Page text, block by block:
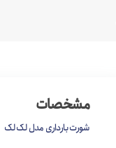
مشخصات
شورت بارداری مدل لک لک